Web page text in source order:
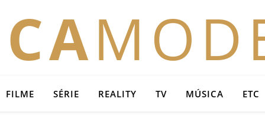
FILME SÉRIE REALITY TV MÚSICA ETC